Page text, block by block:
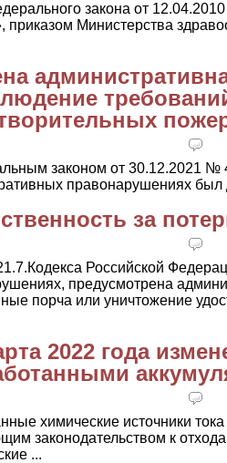
закона от
приказом Министерства
законом от 30.12.2021 №
правонарушениях был
за
Российской
предусмотрена
порча или уничтожение
2022 года
химические источники
законодательством к
...